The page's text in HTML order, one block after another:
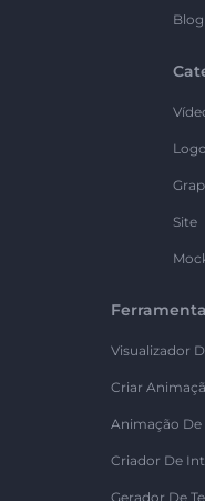
Blog
Logo
Site
Visualizador
Criar
Animação De
Criador De
Gerador De